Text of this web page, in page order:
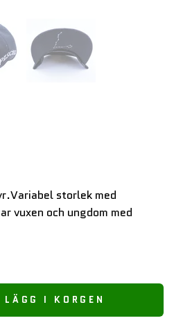
storlek med
vuxen och ungdom med
LÄGG I KORGEN